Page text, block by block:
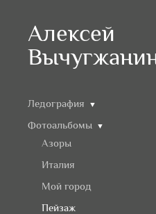
Алексей
Ледография ▼
Фотоальбомы ▼
Азоры
Италия
Мой город
Пейзаж